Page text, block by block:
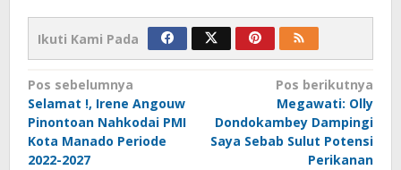
Ikuti Kami Pada
Navigasi
pos
Pos sebelumnya
Selamat !, Irene Angouw
Pinontoan Nahkodai PMI
Kota Manado Periode
2022-2027
Pos berikutnya
Megawati: Olly
Dondokambey Dampingi
Saya Sebab Sulut Potensi
Perikanan